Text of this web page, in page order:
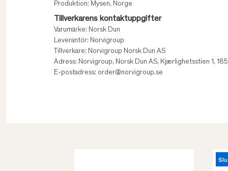
Produktion: Mysen, Norge
Tillverkarens kontaktuppgifter
Varumärke: Norsk Dun
Leverantör: Norvigroup
Tillverkare: Norvigroup Norsk Dun AS
Adress: Norvigroup, Norsk Dun AS, Kjærlighetsstien 1,
E-postadress: order@norvigroup.se